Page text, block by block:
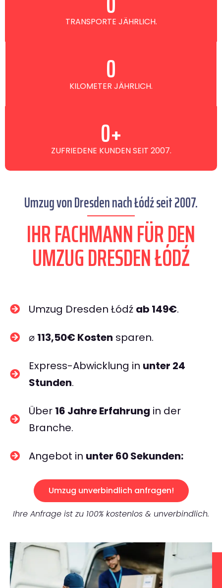
TRANSPORTE JÄHRLICH.
KILOMETER JÄHRLICH.
0
ZUFRIEDENE KUNDEN SEIT 2007.
0+
Umzug von Dresden nach Łódź seit 2007.
IHR FACHMANN FÜR DEN
UMZUG DRESDEN ŁÓDŹ
Umzug Dresden Łódź ab 149€.
⌀ 113,50€ Kosten sparen.
Express-Abwicklung in unter 24
Stunden.
Über 16 Jahre Erfahrung in der
Branche.
Angebot in unter 60 Sekunden:
Umzug unverbindlich anfragen!
Ihre Anfrage ist zu 100% kostenlos & unverbindlich.